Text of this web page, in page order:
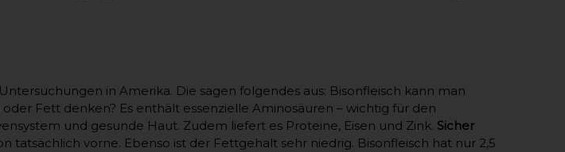
in Amerika. Die sagen folgendes aus: Bisonfleisch kann man
Fett denken? Es enthält essenzielle Aminosäuren – wichtig für den
und gesunde Haut. Zudem liefert es Proteine, Eisen und Zink. Sicher
tatsächlich vorne. Ebenso ist der Fettgehalt sehr niedrig. Bisonfleisch hat nur 2,5